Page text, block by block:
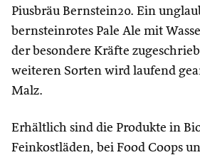
Piusbräu Bernstein20. Ein
bernsteinrotes Pale Ale mit
der besondere Kräfte
weiteren Sorten wird laufend
Malz.
Erhältlich sind die Produkte in
Feinkostläden, bei Food Coops